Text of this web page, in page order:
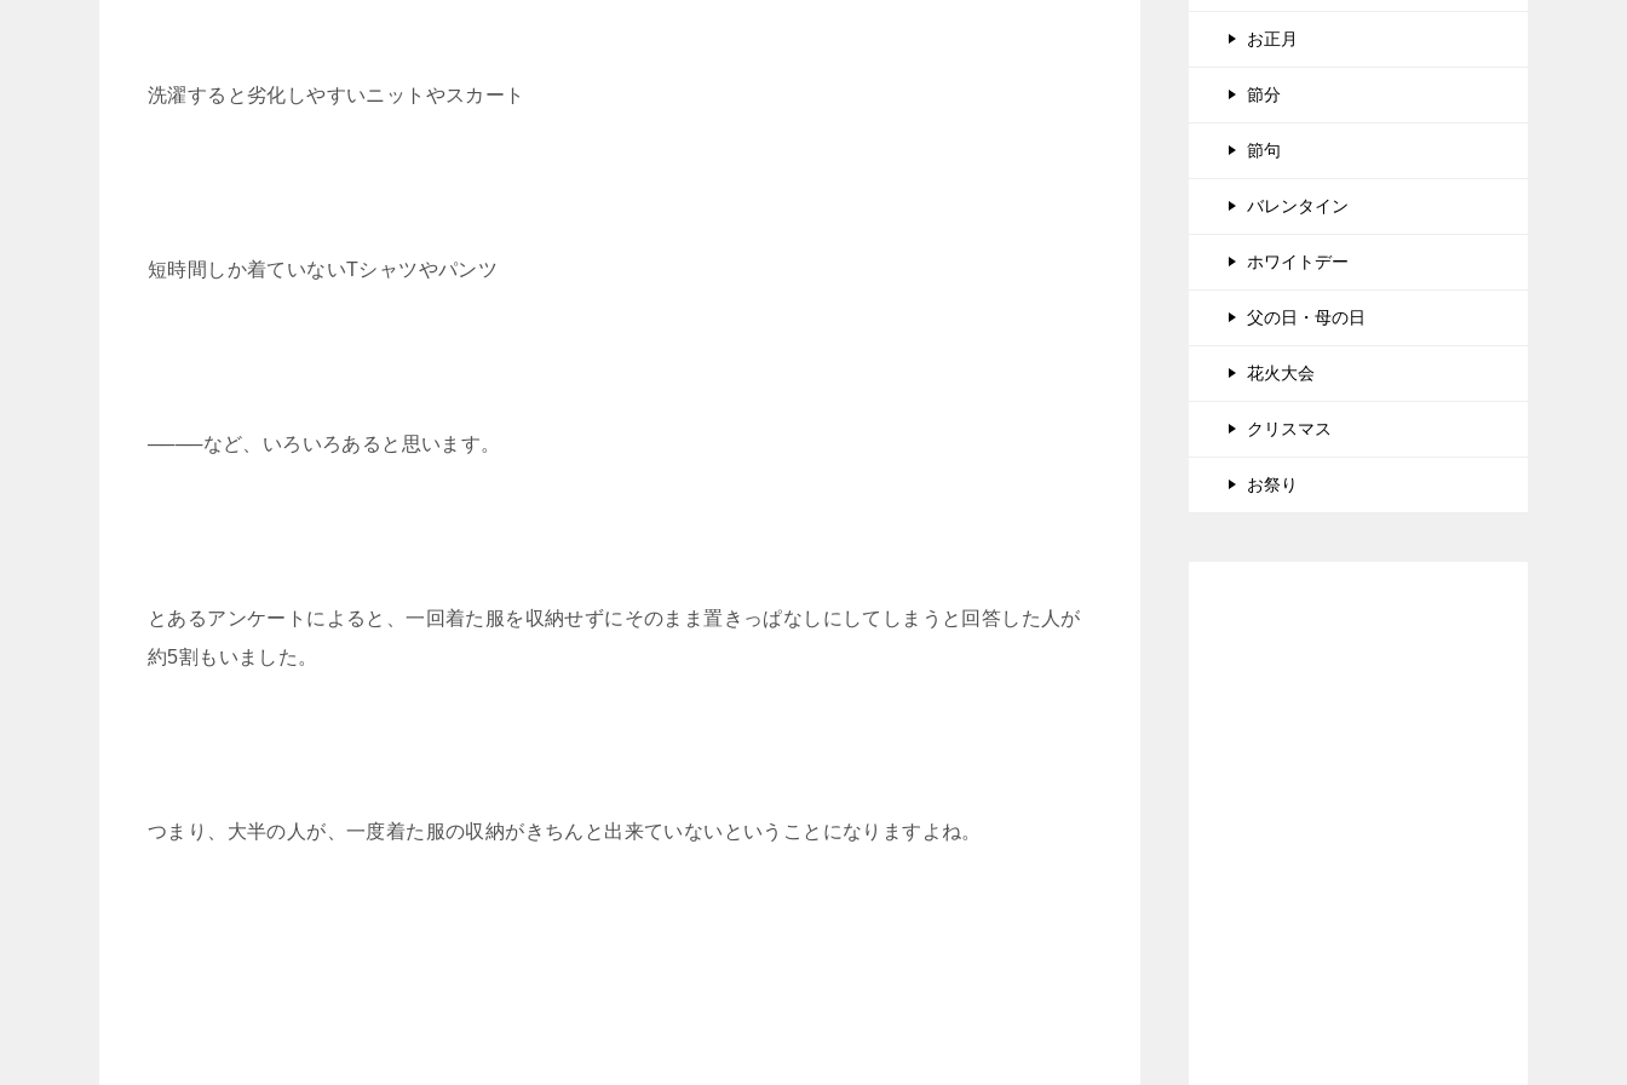
洗濯すると劣化しやすいニットやスカート
短時間しか着ていないTシャツやパンツ
────など、いろいろあると思います。
とあるアンケートによると、一回着た服を収納せずにそのまま置きっぱなしにしてしまうと回答した人が
約5割もいました。
つまり、大半の人が、一度着た服の収納がきちんと出来ていないということになりますよね。
お正月
節分
節句
バレンタイン
ホワイトデー
父の日・母の日
花火大会
クリスマス
お祭り